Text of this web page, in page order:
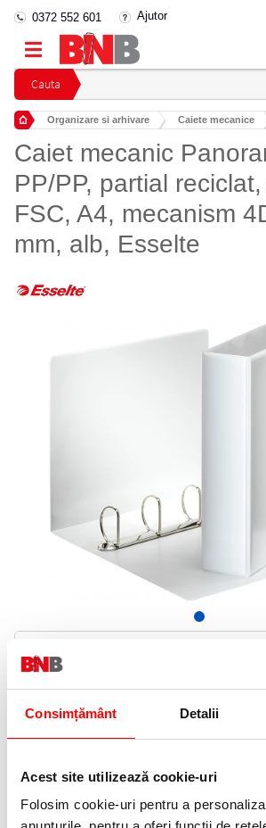
Consimțământ Detalii
Acest site utilizează cookie-uri
Folosim cookie-uri pentru a
Cauta
0372 552 601 Ajutor
Organizare si arhivare Caiete mecanice
Caiet mecanic
PP/PP, partial
FSC, A4, mecanism
mm, alb, Esselte
Stoc furnizor
Informatii livrare